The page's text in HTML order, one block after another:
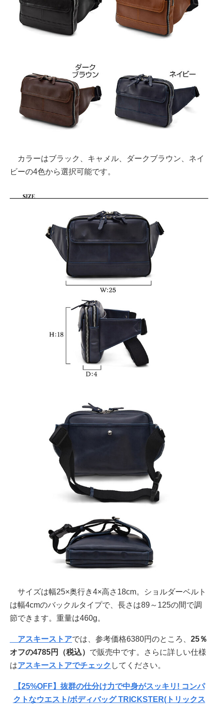
カラーはブラック、キャメル、ダークブラウン、ネイ
ビーの4色から選択可能です。
サイズは幅25×奥行き4×高さ18cm。ショルダーベルト
は幅4cmのバックルタイプで、長さは89～125の間で調
節できます。重量は460g。
アスキーストアでは、参考価格6380円のところ、 25％
オフの4785円
（税込） で販売中です。さらに詳しい仕様
はアスキーストアでチェック してください。
【25%OFF】抜群の仕分け力で中身がスッキリ! コンパ
クトなウエスト/ボディバッグ TRICKSTER(トリックス